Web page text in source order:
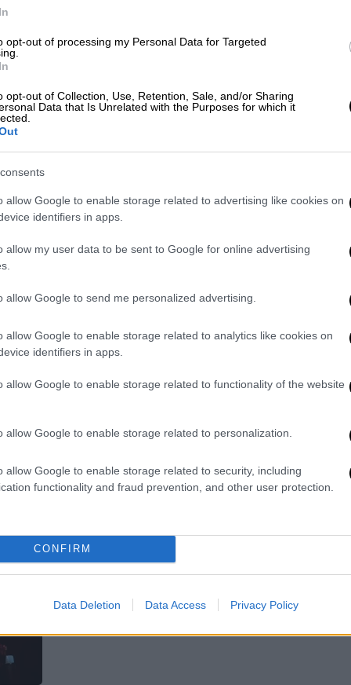
opt-out of processing my Personal Data for Targeted
opt-out of Collection, Use, Retention, Sale, and/or Sharing
Data that Is Unrelated with the Purposes for which it
allow Google to enable storage related to advertising like cookies on
identifiers in apps.
allow my user data to be sent to Google for online advertising
allow Google to send me personalized advertising.
allow Google to enable storage related to analytics like cookies on
identifiers in apps.
allow Google to enable storage related to functionality of the website
allow Google to enable storage related to personalization.
allow Google to enable storage related to security, including
functionality and fraud prevention, and other user protection.
CONFIRM
Data Deletion Data Access Privacy Policy
Ο Μπίλι Τζόελ διαγνώστηκε με
εγκεφαλική διαταραχή - Πρέπει να
Η ανακοίνωσή του
Σινεμά|08.04.2025 04:06
θα ανοίξει η αυλαία του Φεστιβάλ
2025
Το Φεστιβάλ θα διεξαχθεί από τις 4
έως τις 15 Ιουνίου στη Νέα Υόρκη, με
μια σειρά από ταινίες, μουσική,
αφήγηση, συζητήσεις και παιχνίδια
Ο Μπίλι Τζόελ αναγκάζεται να
αναβάλλει την περιοδεία του λόγω
Υποβλήθηκε σε έκτακτο χειρουργείο